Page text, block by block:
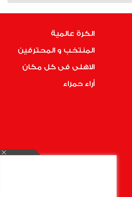
الكرة عالمية
المنتخب و المحترفين
الاهلى فى كل مكان
أراء حمراء